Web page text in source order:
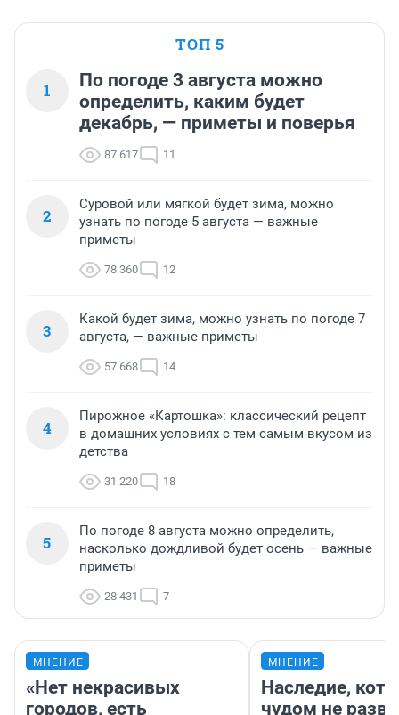
ТОП 5
1
По погоде 3 августа можно
определить, каким будет
декабрь, — приметы и поверья
87 617 11
2
Суровой или мягкой будет зима, можно
узнать по погоде 5 августа — важные
приметы
78 360 12
3
Какой будет зима, можно узнать по погоде 7
августа, — важные приметы
57 668 14
4
Пирожное «Картошка»: классический рецепт
в домашних условиях с тем самым вкусом из
детства
31 220 18
5
По погоде 8 августа можно определить,
насколько дождливой будет осень — важные
приметы
28 431 7
МНЕНИЕ
«Нет некрасивых
городов, есть
МНЕНИЕ
Наследие,
чудом не